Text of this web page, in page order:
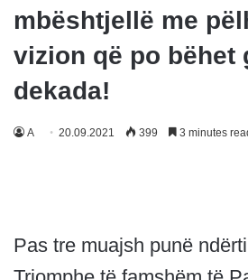
mbështjellë me
vizion që po bëhet
dekada!
A 20.09.2021 399 3 minutes
Pas tre muajsh punë